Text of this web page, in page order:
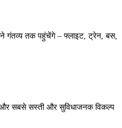
गंतव्य तक पहुंचेंगे – फ्लाइट, ट्रेन, बस,
और सबसे सस्ती और सुविधाजनक विकल्प